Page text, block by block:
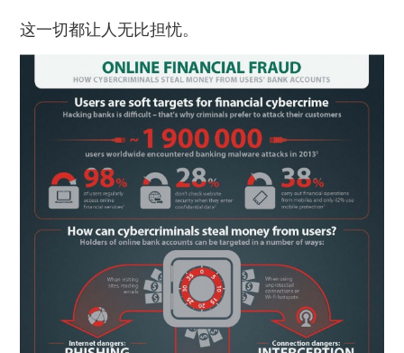
这一切都让人无比担忧。